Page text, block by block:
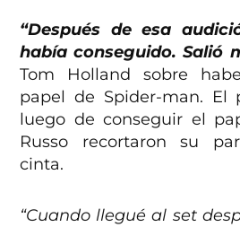
“Después de esa
había conseguido. Salió
Tom Holland sobre
papel de Spider-man. El
luego de conseguir el
Russo recortaron su
cinta.
“Cuando llegué al set